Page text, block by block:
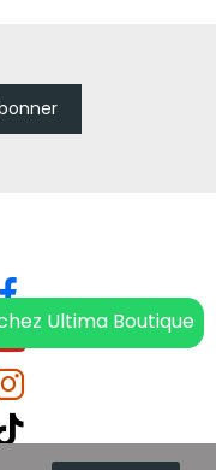
Ultima Boutique